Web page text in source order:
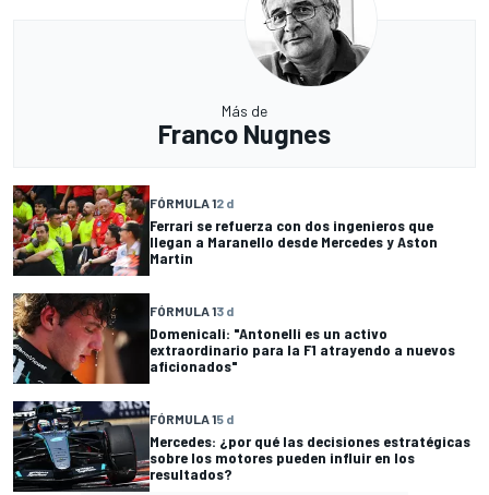
Más de
Franco Nugnes
FÓRMULA 12 d
Ferrari se refuerza con dos ingenieros que
llegan a Maranello desde Mercedes y Aston
Martin
FÓRMULA 13 d
Domenicali: "Antonelli es un activo
extraordinario para la F1 atrayendo a nuevos
aficionados"
FÓRMULA 15 d
Mercedes: ¿por qué las decisiones estratégicas
sobre los motores pueden influir en los
resultados?